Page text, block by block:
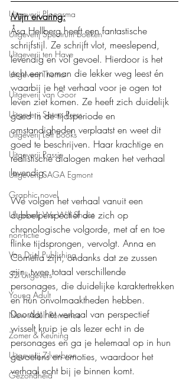
Uitgeverij Ploegsma
Uitgeverij Spectrum boeken
Uitgeverij ten Have
Uitgeverij Thema
Uitgeverij van Goor
Uitgeverij Sisters Press
Uitgeverij Loft Books
Uitgeverij Passie
Uitgeverij SAGA Egmont
Graphic novel
Uitgeverij We Will Shoot
non-fictie
Van Driel Publishing
S2 Uitgevers
Young Adult
New Adult Romance
Zomer & Keuning
Uitgeverij Zilverbron
Gezondheid
Mijn ervaring:
Åsa Hellberg heeft een fantastische
schrijfstijl. Ze schrijft vlot, meeslepend,
levendig en vol gevoel. Hierdoor is het
echt een roman die lekker weg leest én
waarbij je het verhaal voor je ogen tot
leven ziet komen. Ze heeft zich duidelijk
goed in de tijdsperiode en
omstandigheden verplaatst en weet dit
goed te beschrijven. Haar krachtige en
realistische dialogen maken het verhaal
levendig.
We volgen het verhaal vanuit een
dubbelperspectief die zich op
chronologische volgorde, met af en toe
flinke tijdsprongen, vervolgt. Anna en
Cornelia zijn, ondanks dat ze zussen
zijn, twee totaal verschillende
personages, die duidelijke karaktertrekken
en hun onvolmaaktheden hebben.
Doordat het verhaal van perspectief
wisselt kruip je als lezer echt in de
personages en ga je helemaal op in hun
gevoelens en emoties, waardoor het
verhaal echt bij je binnen komt.